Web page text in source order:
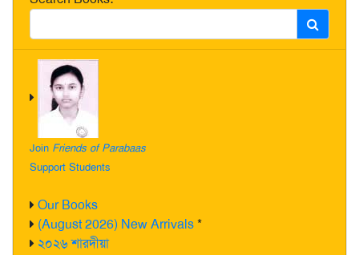
Join Friends of Parabaas
Support Students
Our Books
(August 2026) New Arrivals*
২০২৬ শারদীয়া